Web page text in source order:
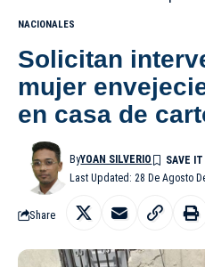
NACIONALES
Solicitan
mujer
en casa de
Last Updated: 28 De Agosto
ByYOAN SILVERIO
Share